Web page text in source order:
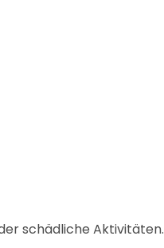
schädliche Aktivitäten.